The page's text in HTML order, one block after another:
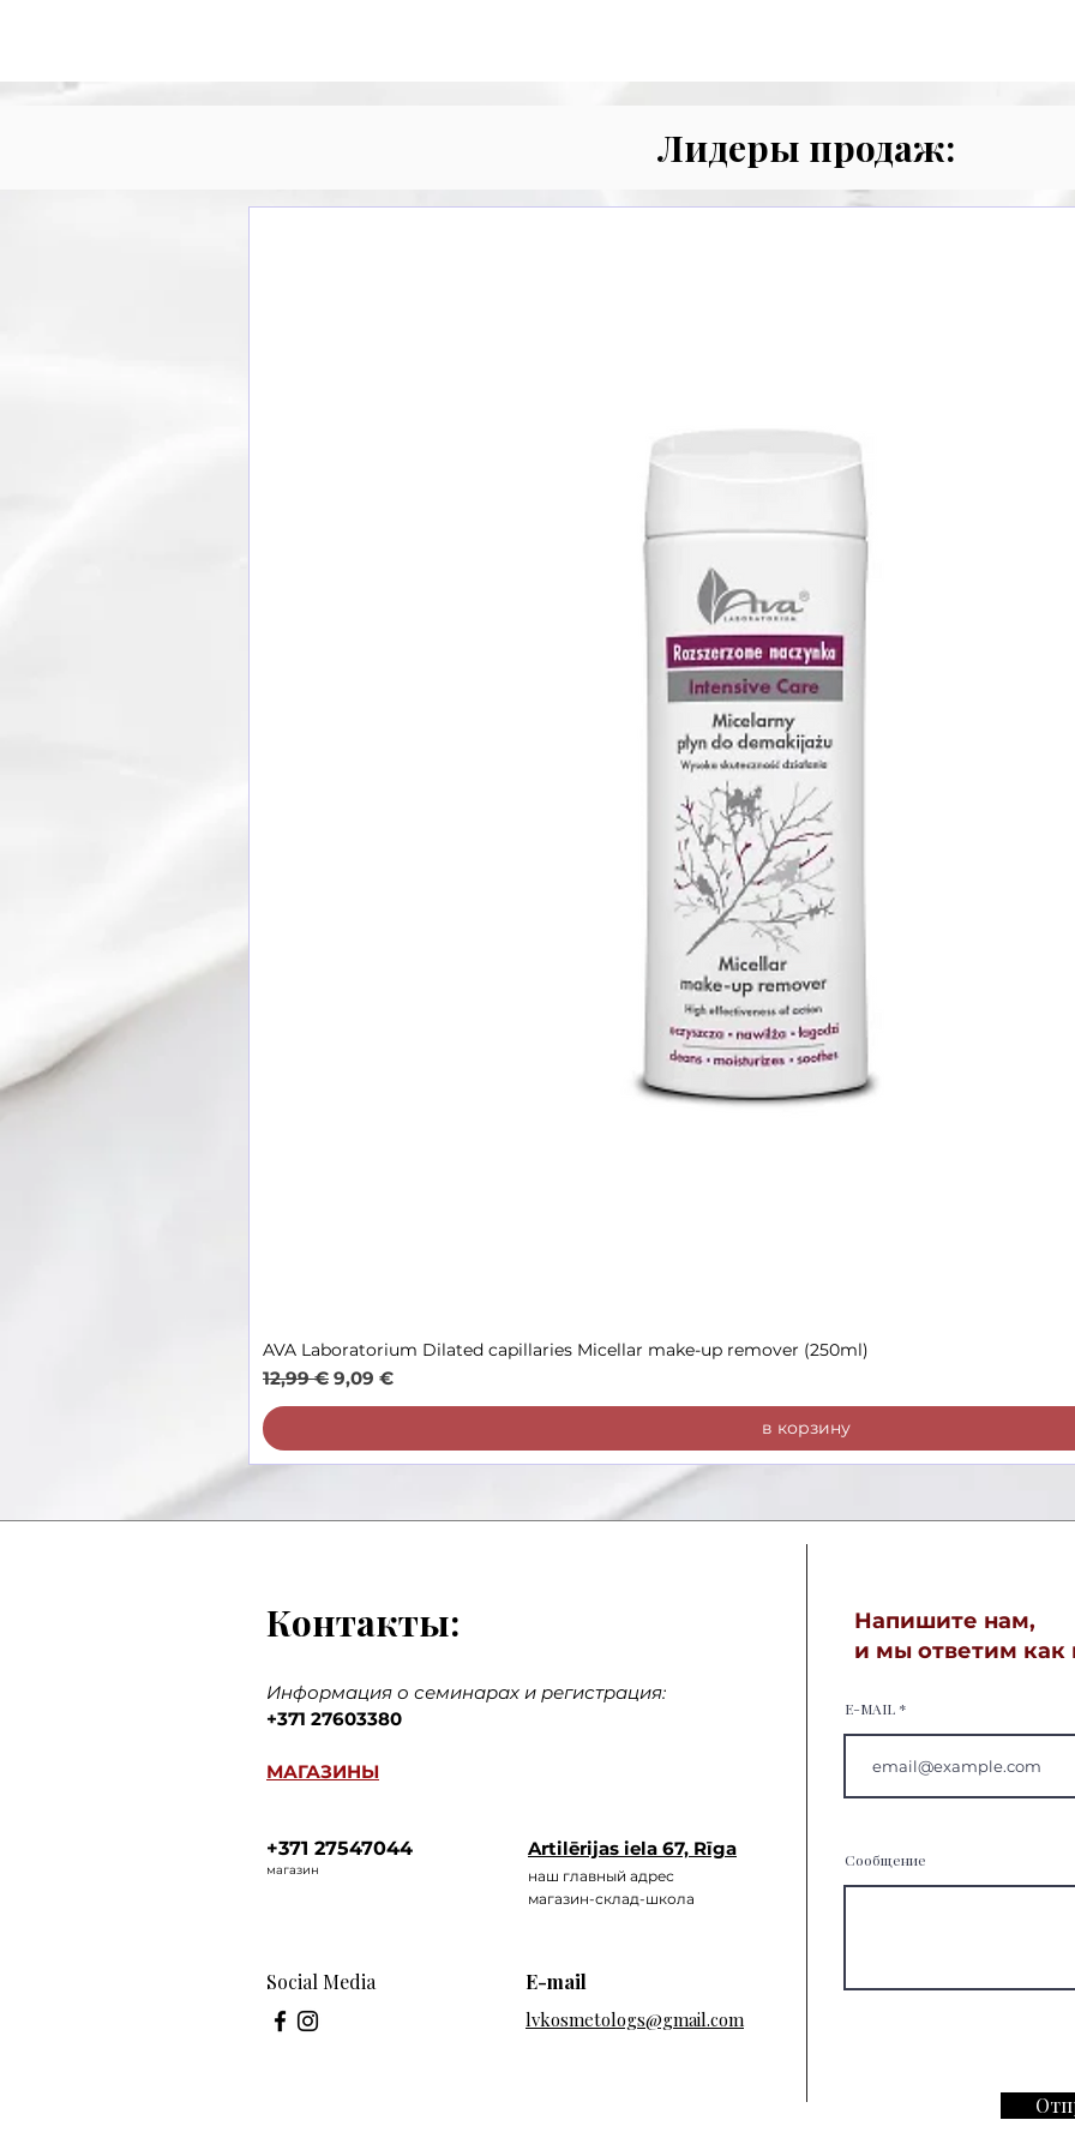
Быстрый просмотр
AVA Laboratorium Dilated capillaries Micellar make-up remover (250ml)
Обычная цена
12,99 € Цена со скидкой
9,09 €
в корзину
Лидеры продаж:
Контакты:
Информация о семинарах и регистрация:
+371 27603380
МАГАЗИНЫ
+371 27547044
магазин
Social Media
Artilērijas iela 67, Rīga
наш главный адрес
магазин-склад-школа
E-mail
lvkosmetologs@gmail.com
Напишите нам,
и мы ответим как
E-MAIL
Сообщение